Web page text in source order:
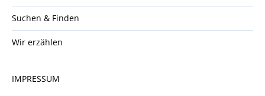
Suchen & Finden
Wir erzählen
IMPRESSUM